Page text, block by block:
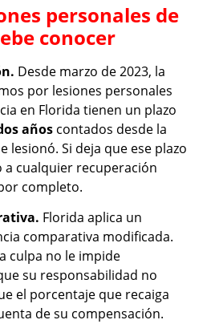
personales de
conocer
Desde marzo de 2023, la
por lesiones personales
en Florida tienen un plazo
años contados desde la
lesionó. Si deja que ese plazo
a cualquier recuperación
completo.
Florida aplica un
comparativa modificada.
culpa no le impide
su responsabilidad no
el porcentaje que recaiga
de su compensación.